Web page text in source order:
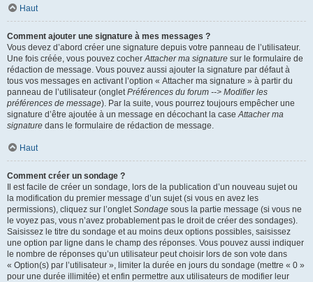
Haut
Comment ajouter une signature à mes messages ?
Vous devez d’abord créer une signature depuis votre panneau de l’utilisateur.
Une fois créée, vous pouvez cocherAttacher ma signature sur le formulaire de
rédaction de message. Vous pouvez aussi ajouter la signature par défaut à
tous vos messages en activant l’option « Attacher ma signature » à partir du
panneau de l’utilisateur (ongletPréférences du forum --> Modifier les
préférences de message). Par la suite, vous pourrez toujours empêcher une
signature d’être ajoutée à un message en décochant la caseAttacher ma
signature dans le formulaire de rédaction de message.
Haut
Comment créer un sondage ?
Il est facile de créer un sondage, lors de la publication d’un nouveau sujet ou
la modification du premier message d’un sujet (si vous en avez les
permissions), cliquez sur l’ongletSondage sous la partie message (si vous ne
le voyez pas, vous n’avez probablement pas le droit de créer des sondages).
Saisissez le titre du sondage et au moins deux options possibles, saisissez
une option par ligne dans le champ des réponses. Vous pouvez aussi indiquer
le nombre de réponses qu’un utilisateur peut choisir lors de son vote dans
« Option(s) par l’utilisateur », limiter la durée en jours du sondage (mettre « 0 »
pour une durée illimitée) et enfin permettre aux utilisateurs de modifier leur